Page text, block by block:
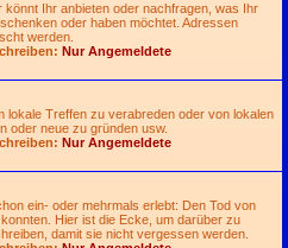
könnt Ihr anbieten oder nachfragen, was Ihr
oder haben möchtet. Adressen
werden.
Nur Angemeldete
lokale Treffen zu verabreden oder von lokalen
oder neue zu gründen usw.
Nur Angemeldete
ein- oder mehrmals erlebt: Den Tod von
Hier ist die Ecke, um darüber zu
damit sie nicht vergessen werden.